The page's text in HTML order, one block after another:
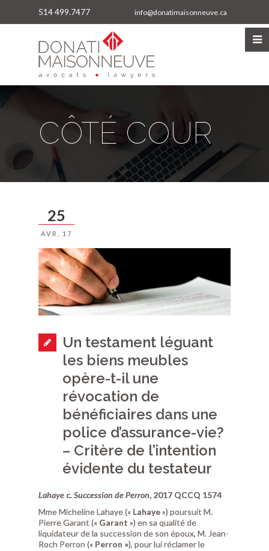
514 499.7477 info@donatimaisonneuve.ca
CÔTÉ COUR
Un testament léguant
les biens meubles
opère-t-il une
révocation de
bénéficiaires dans une
police d’assurance-vie?
– Critère de l’intention
évidente du testateur
Lahaye c.Succession de Perron, 2017 QCCQ 1574
Mme Micheline Lahaye (« Lahaye») poursuit M.
Pierre Garant (« Garant ») en sa qualité de
liquidateur de la succession de son époux, M. Jean-
Roch Perron (« Perron »), pour lui réclamer le
25
AVR, 17